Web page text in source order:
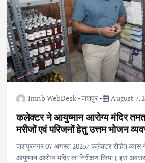
Imnb WebDesk जशपुर August 7,
कलेक्टर ने आयुष्मान आरोग्य मंदिर तमता
मरीजों एवं परिजनों हेतु उत्तम भोजन
जशपुरनगर 07 अगस्त 2025/ कलेक्टर रोहित व्यास
आयुष्मान आरोग्य मंदिर का निरीक्षण किया। इस